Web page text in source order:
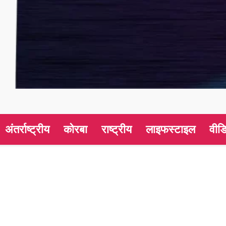
अंतर्राष्ट्रीय कोरबा राष्ट्रीय लाइफस्टाइल